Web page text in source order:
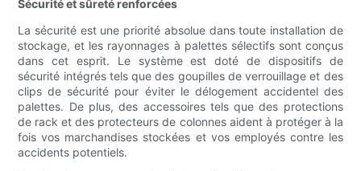
Sécurité et sûreté renforcées
La sécurité est une priorité absolue dans toute installation de
stockage, et les rayonnages à palettes sélectifs sont conçus
dans cet esprit. Le système est doté de dispositifs de
sécurité intégrés tels que des goupilles de verrouillage et des
clips de sécurité pour éviter le délogement accidentel des
palettes. De plus, des accessoires tels que des protections
de rack et des protecteurs de colonnes aident à protéger à la
fois vos marchandises stockées et vos employés contre les
accidents potentiels.